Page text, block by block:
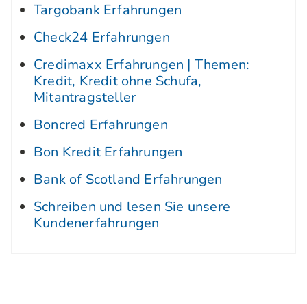
Targobank Erfahrungen
Check24 Erfahrungen
Credimaxx Erfahrungen | Themen:
Kredit, Kredit ohne Schufa,
Mitantragsteller
Boncred Erfahrungen
Bon Kredit Erfahrungen
Bank of Scotland Erfahrungen
Schreiben und lesen Sie unsere
Kundenerfahrungen